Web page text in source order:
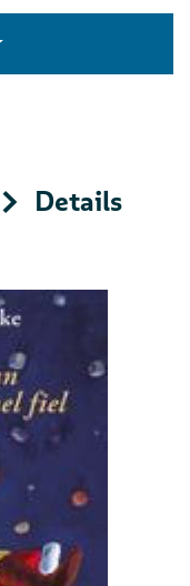
Details